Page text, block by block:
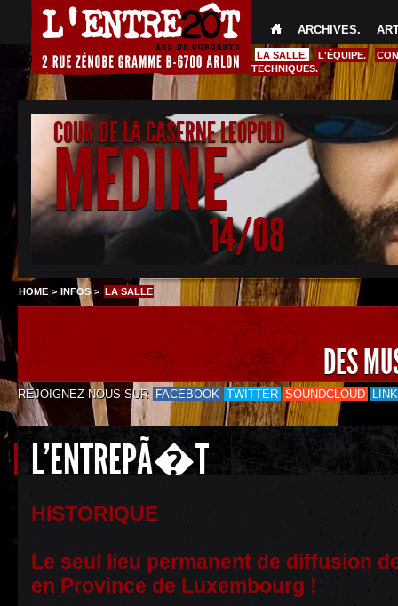
ARCHIVES.
LA SALLE. L'ÉQUIPE.
TECHNIQUES.
COUR DE LA CASERNE LEOPOLD
MEDINE
14/08
HOME > INFOS> LA SALLE
DES
REJOIGNEZ-NOUS SUR FACEBOOK TWITTER SOUNDCLOUD
L'ENTREPÃ�T
HISTORIQUE
Le seul lieu permanent de diffusion
en Province de Luxembourg !